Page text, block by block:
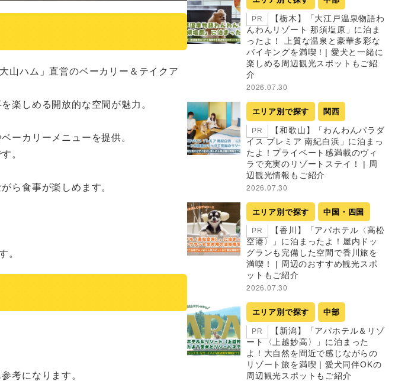
山ハム」直営のベーカリー＆テイクア
楽しめる開放的な空間が魅力。
ーカリーメニューを提供。
。
ら食事が楽しめます。
。
考になります。
PR
【栃木】「大江戸温泉物語わ
んわんリゾート 那須塩原」に泊ま
ったよ！ 上質な温泉と豪華多彩な
バイキングを満喫！| 愛犬と一緒に
楽しめる周辺観光スポットもご紹
介
2026.07.30
エリア別で探す 関西
PR
【和歌山】「わんわんパラダ
イス プレミア 南紀白浜」に泊まっ
たよ！プライベート感満載のヴィ
ラで充実のリゾートステイ！ | 周
辺観光情報もご紹介
2026.07.30
エリア別で探す 中国・四国
PR
【香川】「アパホテル〈高松
空港〉」に泊まったよ！屋内ドッ
グランも完備した空間で香川旅を
満喫！ | 周辺のおすすめ観光スポ
ットもご紹介
2026.07.30
エリア別で探す 中部
PR
【新潟】「アパホテル＆リゾ
ート〈上越妙高〉」に泊まった
よ！大自然を間近で感じながらの
リゾート旅を満喫 | 愛犬同伴OKの
周辺観光スポットもご紹介